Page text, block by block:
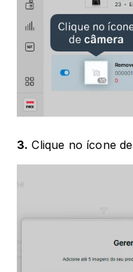
3. Clique no ícone de